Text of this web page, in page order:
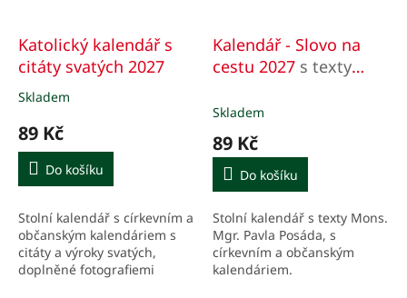
Katolický kalendář s
citáty svatých 2027
Průměrné
produktu
je
5,0
z
hvězdiček.
Skladem
89 Kč
Do košíku
Stolní kalendář s církevním a
občanským kalendáriem s
citáty a výroky svatých,
doplněné fotografiemi
Kalendář - Slovo na
cestu 2027 s texty
Posáda, pomocného -
světícího biskupa
českobudějovického
Skladem
89 Kč
Do košíku
Stolní kalendář s texty Mons.
Mgr. Pavla Posáda, s
církevním a občanským
kalendáriem.